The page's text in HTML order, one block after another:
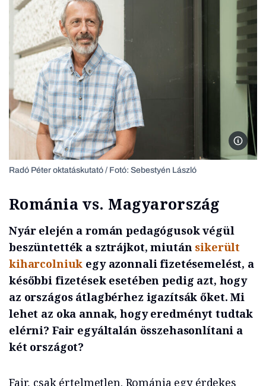
Radó
Radó Péter oktatáskutató / Fotó: Sebestyén László
Románia vs. Magyarország
Nyár elején a román pedagógusok végül
beszüntették a sztrájkot, miután sikerült
kiharcolniuk egy azonnali fizetésemelést, a
későbbi fizetések esetében pedig azt, hogy
az országos átlagbérhez igazítsák őket. Mi
lehet az oka annak, hogy eredményt tudtak
elérni? Fair egyáltalán összehasonlítani a
két országot?
Fair, csak értelmetlen. Románia egy érdekes